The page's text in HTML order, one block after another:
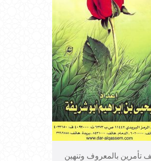
تأمرين بالمعروف وتنهين